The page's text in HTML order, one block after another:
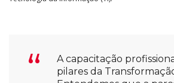
A capacitação
pilares da